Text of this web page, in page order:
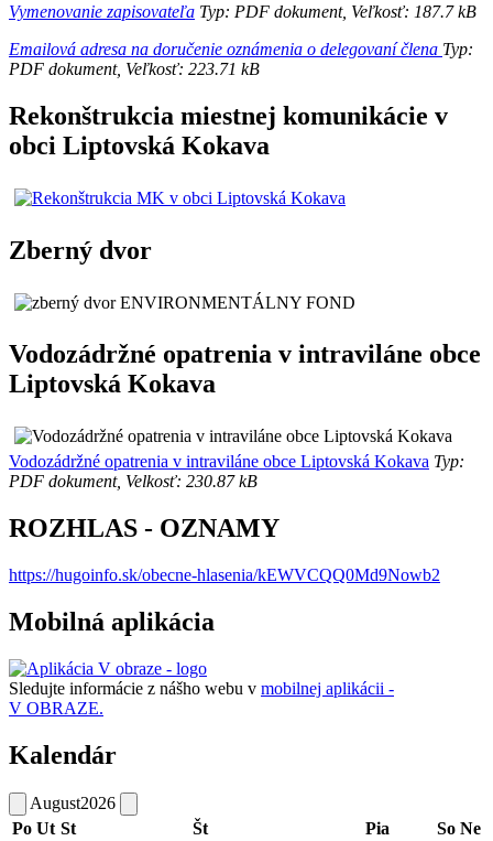
Vymenovanie zapisovateľa Typ: PDF dokument, Veľkosť: 187.7 kB
Emailová adresa na doručenie oznámenia o delegovaní člena Typ:
PDF dokument, Veľkosť: 223.71 kB
Rekonštrukcia miestnej komunikácie v
obci Liptovská Kokava
Zberný dvor
Vodozádržné opatrenia v intraviláne obce
Liptovská Kokava
Vodozádržné opatrenia v intraviláne obce Liptovská Kokava Typ:
PDF dokument, Velkosť: 230.87 kB
ROZHLAS - OZNAMY
https://hugoinfo.sk/obecne-hlasenia/kEWVCQQ0Md9Nowb2
Mobilná aplikácia
Sledujte informácie z nášho webu v mobilnej aplikácii -
V OBRAZE.
Kalendár
August2026
Po Ut St Št Pia So Ne